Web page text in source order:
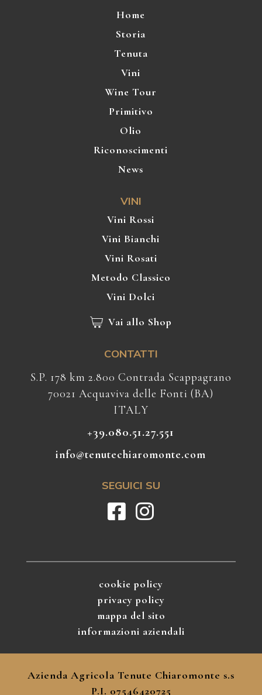
Home
Storia
Tenuta
Vini
Wine Tour
Primitivo
Olio
Riconoscimenti
News
VINI
Vini Rossi
Vini Bianchi
Vini Rosati
Metodo Classico
Vini Dolci
Vai allo Shop
CONTATTI
S.P. 178 km 2.800 Contrada Scappagrano
70021 Acquaviva delle Fonti (BA)
ITALY
+39.080.51.27.551
info@tenutechiaromonte.com
SEGUICI SU
cookie policy
privacy policy
mappa del sito
informazioni aziendali
Azienda Agricola Tenute Chiaromonte s.s
P.I. 07546420725